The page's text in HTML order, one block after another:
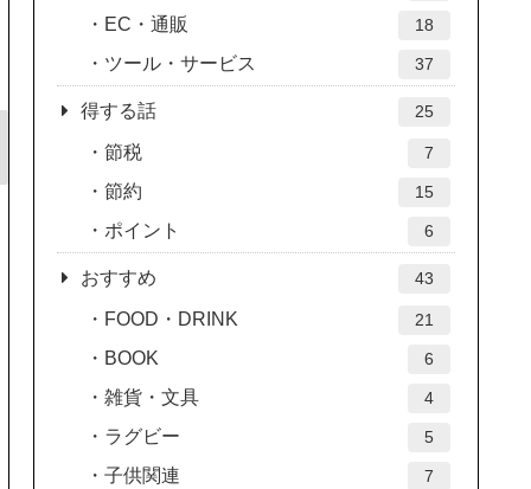
EC・通販 18
ツール・サービス 37
得する話 25
節税 7
節約 15
ポイント 6
おすすめ 43
FOOD・DRINK 21
BOOK 6
雑貨・文具 4
ラグビー 5
子供関連 7